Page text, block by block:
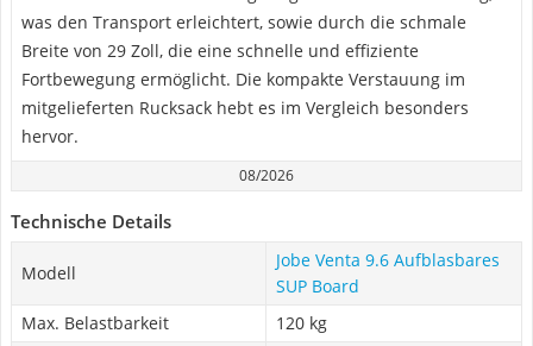
was den Transport erleichtert, sowie durch die schmale
Breite von 29 Zoll, die eine schnelle und effiziente
Fortbewegung ermöglicht. Die kompakte Verstauung im
mitgelieferten Rucksack hebt es im Vergleich besonders
hervor.
08/2026
Technische Details
Modell
Jobe Venta 9.6 Aufblasbares
SUP Board
Max. Belastbarkeit
120 kg